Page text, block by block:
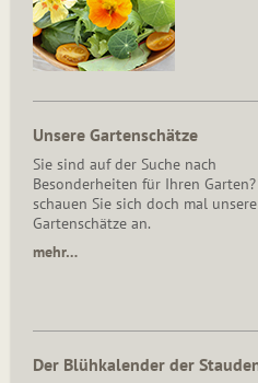
Unsere Gartenschätze
Sie sind auf der Suche nach
Besonderheiten für Ihren
schauen Sie sich doch mal unsere
Gartenschätze an.
mehr…
Der Blühkalender der